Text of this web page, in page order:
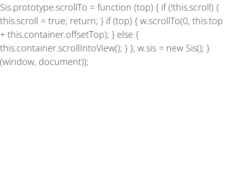
Sis.prototype.scrollTo = function (top) { if (!this.scroll) {
this.scroll = true; return; } if (top) { w.scrollTo(0, this.top
+ this.container.offsetTop); } else {
this.container.scrollIntoView(); } }; w.sis = new Sis(); }
(window, document));